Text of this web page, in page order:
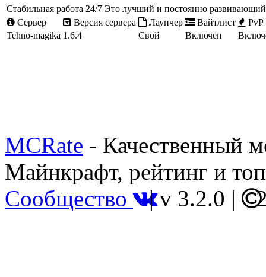
Стабильная работа 24/7 Это лучший и постоянно
Сервер
Версия сервера Лаунчер Вайтлист
PvP
Tehno-magika 1.6.4 Свой Включён
MCRate - Качественный
Майнкрафт, рейтинг и
Сообщество |v 3.2.0 |